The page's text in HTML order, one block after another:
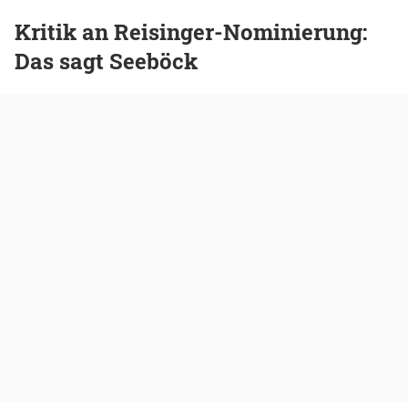
Kritik an Reisinger-Nominierung:
Das sagt Seeböck